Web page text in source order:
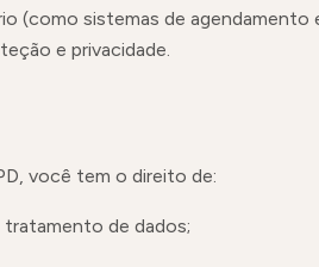
(como sistemas de agendamento
e privacidade.
você tem o direito de:
de dados;